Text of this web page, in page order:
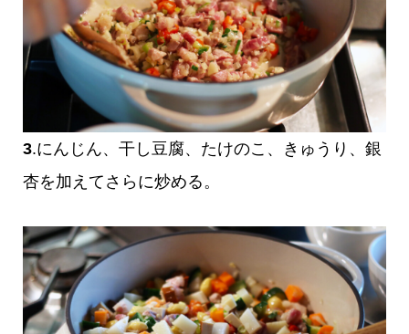
3.にんじん、干し豆腐、たけのこ、きゅうり、銀
杏を加えてさらに炒める。